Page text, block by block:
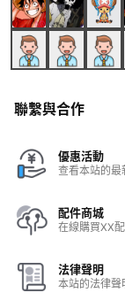
聯繫與合作
優惠活動
查看本站的最
配件商城
在線購買XX
法律聲明
本站的法律聲